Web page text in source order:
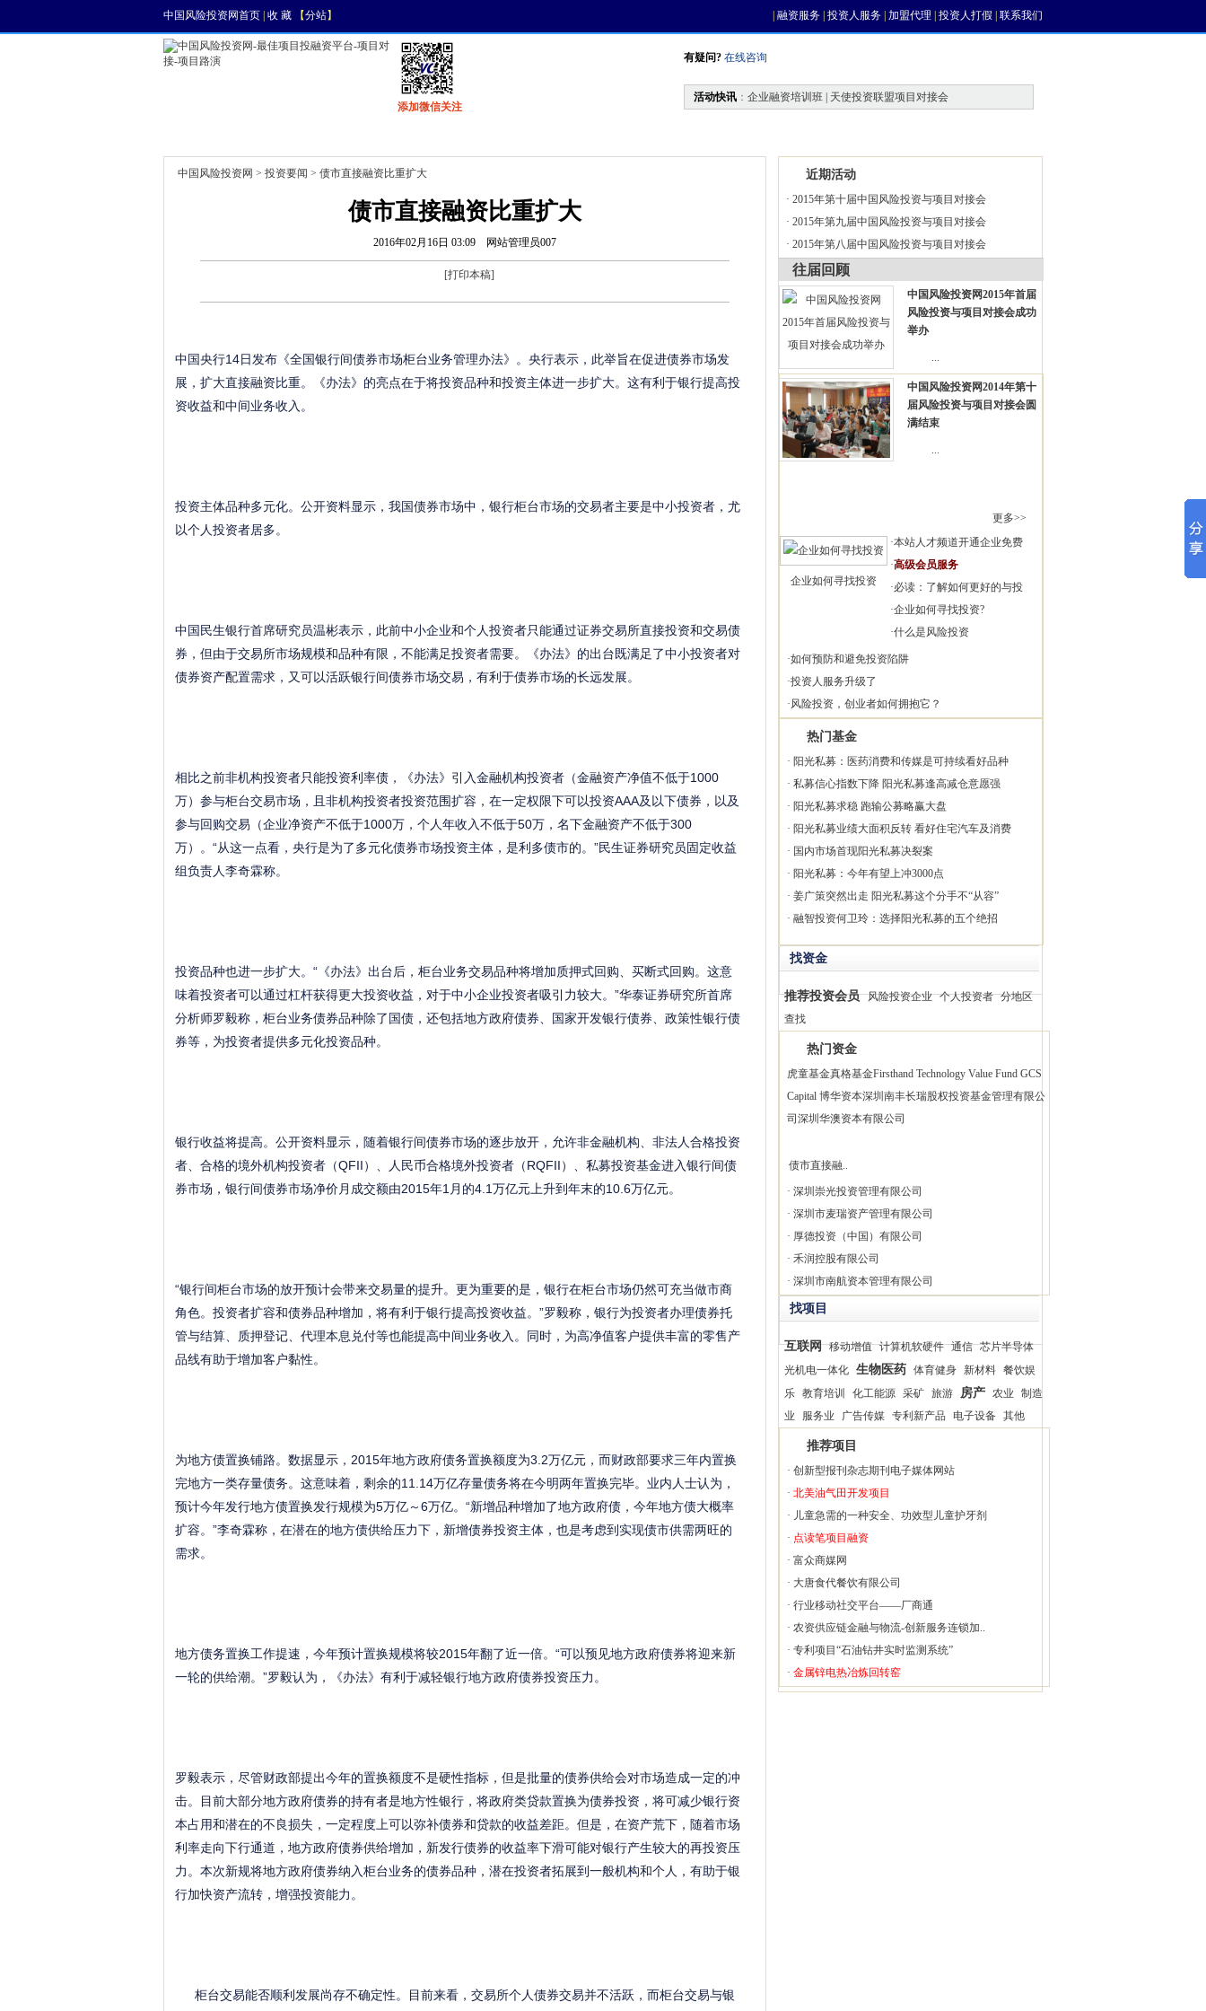
中国风险投资网首页 收 藏 【分站】 融资服务 投资人服务 加盟代理 投资人打假 联系我们
添加微信关注
有疑问? 在线咨询
活动快讯 ： 企业融资培训班 | 天使投资联盟项目对接会
中国风险投资网 > 投资要闻 > 债市直接融资比重扩大
债市直接融资比重扩大
2016年02月16日 03:09 网站管理员007
[打印本稿]
中国央行14日发布《全国银行间债券市场柜台业务管理办法》。央行表示，此举旨在促进债券市场发
展，扩大直接融资比重。《办法》的亮点在于将投资品种和投资主体进一步扩大。这有利于银行提高投
资收益和中间业务收入。
投资主体品种多元化。公开资料显示，我国债券市场中，银行柜台市场的交易者主要是中小投资者，尤
以个人投资者居多。
中国民生银行首席研究员温彬表示，此前中小企业和个人投资者只能通过证券交易所直接投资和交易债
券，但由于交易所市场规模和品种有限，不能满足投资者需要。《办法》的出台既满足了中小投资者对
债券资产配置需求，又可以活跃银行间债券市场交易，有利于债券市场的长远发展。
相比之前非机构投资者只能投资利率债，《办法》引入金融机构投资者（金融资产净值不低于1000
万）参与柜台交易市场，且非机构投资者投资范围扩容，在一定权限下可以投资AAA及以下债券，以及
参与回购交易（企业净资产不低于1000万，个人年收入不低于50万，名下金融资产不低于300
万）。“从这一点看，央行是为了多元化债券市场投资主体，是利多债市的。”民生证券研究员固定收益
组负责人李奇霖称。
投资品种也进一步扩大。“《办法》出台后，柜台业务交易品种将增加质押式回购、买断式回购。这意
味着投资者可以通过杠杆获得更大投资收益，对于中小企业投资者吸引力较大。”华泰证券研究所首席
分析师罗毅称，柜台业务债券品种除了国债，还包括地方政府债券、国家开发银行债券、政策性银行债
券等，为投资者提供多元化投资品种。
银行收益将提高。公开资料显示，随着银行间债券市场的逐步放开，允许非金融机构、非法人合格投资
者、合格的境外机构投资者（QFII）、人民币合格境外投资者（RQFII）、私募投资基金进入银行间债
券市场，银行间债券市场净价月成交额由2015年1月的4.1万亿元上升到年末的10.6万亿元。
“银行间柜台市场的放开预计会带来交易量的提升。更为重要的是，银行在柜台市场仍然可充当做市商
角色。投资者扩容和债券品种增加，将有利于银行提高投资收益。”罗毅称，银行为投资者办理债券托
管与结算、质押登记、代理本息兑付等也能提高中间业务收入。同时，为高净值客户提供丰富的零售产
品线有助于增加客户黏性。
为地方债置换铺路。数据显示，2015年地方政府债务置换额度为3.2万亿元，而财政部要求三年内置换
完地方一类存量债务。这意味着，剩余的11.14万亿存量债务将在今明两年置换完毕。业内人士认为，
预计今年发行地方债置换发行规模为5万亿～6万亿。“新增品种增加了地方政府债，今年地方债大概率
扩容。”李奇霖称，在潜在的地方债供给压力下，新增债券投资主体，也是考虑到实现债市供需两旺的
需求。
地方债务置换工作提速，今年预计置换规模将较2015年翻了近一倍。“可以预见地方政府债券将迎来新
一轮的供给潮。”罗毅认为，《办法》有利于减轻银行地方政府债券投资压力。
罗毅表示，尽管财政部提出今年的置换额度不是硬性指标，但是批量的债券供给会对市场造成一定的冲
击。目前大部分地方政府债券的持有者是地方性银行，将政府类贷款置换为债券投资，将可减少银行资
本占用和潜在的不良损失，一定程度上可以弥补债券和贷款的收益差距。但是，在资产荒下，随着市场
利率走向下行通道，地方政府债券供给增加，新发行债券的收益率下滑可能对银行产生较大的再投资压
力。本次新规将地方政府债券纳入柜台业务的债券品种，潜在投资者拓展到一般机构和个人，有助于银
行加快资产流转，增强投资能力。
柜台交易能否顺利发展尚存不确定性。目前来看，交易所个人债券交易并不活跃，而柜台交易与银
近期活动
· 2015年第十届中国风险投资与项目对接会
· 2015年第九届中国风险投资与项目对接会
· 2015年第八届中国风险投资与项目对接会
往届回顾
中国风险投资网2015年首届
风险投资与项目对接会成功
举办
...
中国风险投资网2014年第十
届风险投资与项目对接会圆
满结束
...
更多>>
企业如何寻找投资
·本站人才频道开通企业免费
·高级会员服务
·必读：了解如何更好的与投
·企业如何寻找投资?
·什么是风险投资
·如何预防和避免投资陷阱
·投资人服务升级了
·风险投资，创业者如何拥抱它？
热门基金
· 阳光私募：医药消费和传媒是可持续看好品种
· 私募信心指数下降 阳光私募逢高减仓意愿强
· 阳光私募求稳 跑输公募略赢大盘
· 阳光私募业绩大面积反转 看好住宅汽车及消费
· 国内市场首现阳光私募决裂案
· 阳光私募：今年有望上冲3000点
· 姜广策突然出走 阳光私募这个分手不“从容”
· 融智投资何卫玲：选择阳光私募的五个绝招
找资金
推荐投资会员 风险投资企业 个人投资者 分地区
查找
热门资金
虎童基金真格基金Firsthand Technology Value Fund GCS
Capital 博华资本深圳南丰长瑞股权投资基金管理有限公
司 深圳华澳资本有限公司
债市直接融..
· 深圳崇光投资管理有限公司
· 深圳市麦瑞资产管理有限公司
· 厚德投资（中国）有限公司
· 禾润控股有限公司
· 深圳市南航资本管理有限公司
找项目
互联网 移动增值 计算机软硬件 通信 芯片半导体
光机电一体化 生物医药 体育健身 新材料 餐饮娱
乐 教育培训 化工能源 采矿 旅游 房产 农业
制造
业
服务业 广告传媒 专利新产品 电子设备 其他
推荐项目
· 创新型报刊杂志期刊电子媒体网站
· 北美油气田开发项目
· 儿童急需的一种安全、功效型儿童护牙剂
· 点读笔项目融资
· 富众商媒网
· 大唐食代餐饮有限公司
· 行业移动社交平台——厂商通
· 农资供应链金融与物流-创新服务连锁加..
· 专利项目“石油钻井实时监测系统”
· 金属锌电热冶炼回转窑